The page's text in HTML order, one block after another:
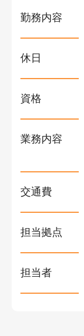
勤務内容
休日
資格
業務内容
交通費
担当拠点
担当者